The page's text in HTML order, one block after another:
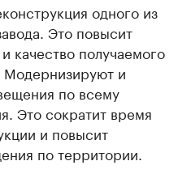
одного из
Это повысит
качество получаемого
Модернизируют и
по всему
Это сократит время
и повысит
по территории.